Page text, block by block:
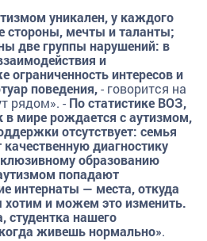
уникален, у каждого
стороны, мечты и таланты;
две группы нарушений: в
и
ограниченность интересов и
поведения,- говорится на
рядом». - По статистике ВОЗ,
мире рождается с аутизмом,
отсутствует: семья
диагностику
образованию
попадают
интернаты — места, откуда
и можем это изменить.
студентка нашего
живешь нормально».